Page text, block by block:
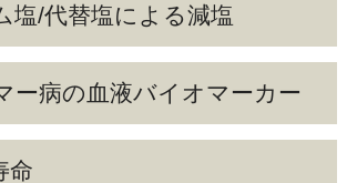
塩/代替塩による減塩
ー病の血液バイオマーカー
命